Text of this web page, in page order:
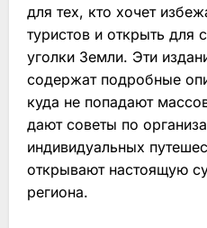
для тех, кто хочет
туристов и открыть для
уголки Земли. Эти
содержат подробные
куда не попадают
дают советы по
индивидуальных
открывают настоящую
региона.